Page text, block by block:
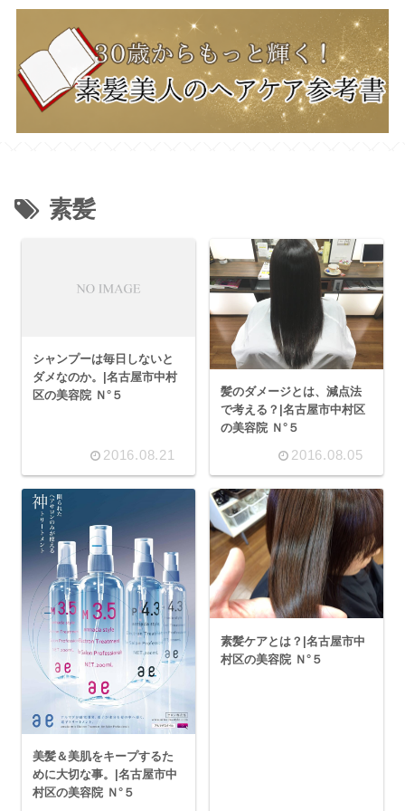
素髪
シャンプーは毎日しないと
ダメなのか。|名古屋市中村
区の美容院 Ｎ°５
2016.08.21
髪のダメージとは、減点法
で考える？|名古屋市中村区
の美容院 Ｎ°５
2016.08.05
美髪＆美肌をキープするた
めに大切な事。|名古屋市中
村区の美容院 Ｎ°５
素髪ケアとは？|名古屋市中
村区の美容院 Ｎ°５